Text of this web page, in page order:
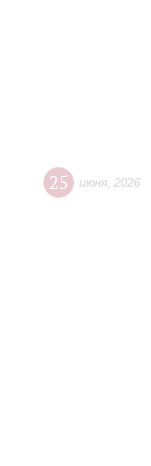
25 июня 2026